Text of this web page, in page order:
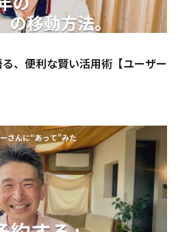
る、便利な賢い活用術【ユーザー